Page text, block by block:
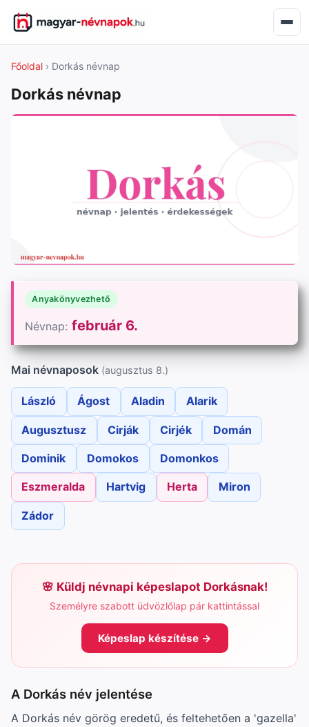
Főoldal › Dorkás névnap
Dorkás névnap
Anyakönyvezhető
Névnap: február 6.
Mai névnaposok (augusztus 8.)
László Ágost Aladin Alarik
Augusztusz Cirják Cirjék Domán
Dominik Domokos Domonkos
Eszmeralda Hartvig Herta Miron
Zádor
Küldj névnapi képeslapot Dorkásnak!
Személyre szabott üdvözlőlap pár kattintással
Képeslap készítése →
A Dorkás név jelentése
A Dorkás név görög eredetű, és feltehetően a 'gazella'